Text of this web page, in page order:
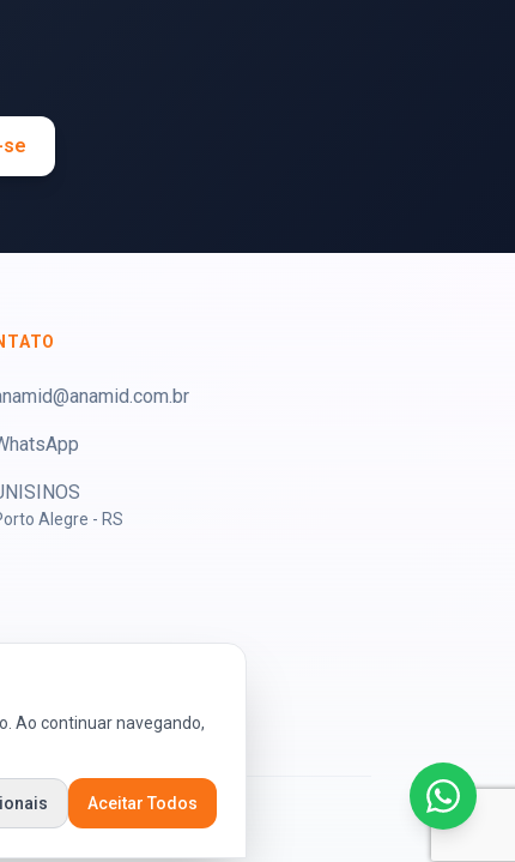
Alegre - RS
Ao continuar navegando,
Aceitar Todos